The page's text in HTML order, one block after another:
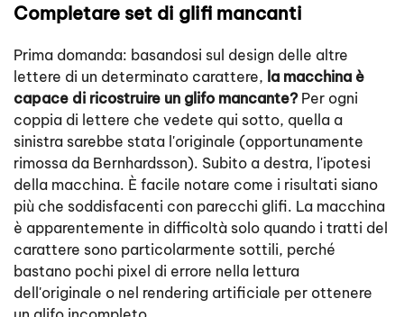
Completare set di glifi mancanti
Prima domanda: basandosi sul design delle altre
lettere di un determinato carattere, la macchina è
capace di ricostruire un glifo mancante?Per ogni
coppia di lettere che vedete qui sotto, quella a
sinistra sarebbe stata l'originale (opportunamente
rimossa da Bernhardsson). Subito a destra, l'ipotesi
della macchina. È facile notare come i risultati siano
più che soddisfacenti con parecchi glifi. La macchina
è apparentemente in difficoltà solo quando i tratti del
carattere sono particolarmente sottili, perché
bastano pochi pixel di errore nella lettura
dell'originale o nel rendering artificiale per ottenere